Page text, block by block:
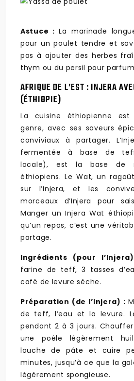
Astuce :La marinade
pour un poulet tendre et
pas à ajouter des herbes
thym ou du persil pour
AFRIQUE DE L’EST : INJERA
(ÉTHIOPIE)
La cuisine éthiopienne
genre, avec ses saveurs
conviviaux à partager.
fermentée à base de
locale), est la base de
éthiopiens. Le Wat, un
sur l’Injera, et les
morceaux d’Injera pour
Manger un Injera Wat
qu’un repas, c’est une
partage.
Ingrédients (pour
farine de teff, 3 tasses
café de levure sèche.
Préparation (de l’Injera) :
de teff, l’eau et la levure.
pendant 2 à 3 jours.
une poêle légèrement
louche de pâte et cuire
minutes, jusqu’à ce que la
légèrement spongieuse.